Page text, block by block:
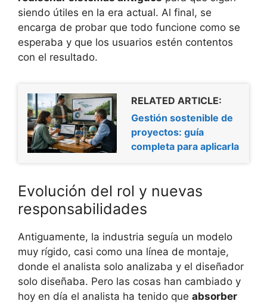
siendo útiles en la era actual. Al final, se
encarga de probar que todo funcione como se
esperaba y que los usuarios estén contentos
con el resultado.
RELATED ARTICLE:
Gestión sostenible de
proyectos: guía
completa para aplicarla
Evolución del rol y nuevas
responsabilidades
Antiguamente, la industria seguía un modelo
muy rígido, casi como una línea de montaje,
donde el analista solo analizaba y el diseñador
solo diseñaba. Pero las cosas han cambiado y
hoy en día el analista ha tenido que absorber